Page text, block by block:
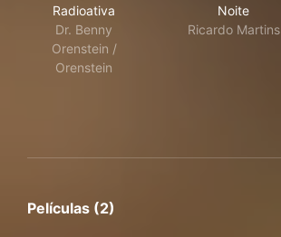
Radioativa
Dr. Benny
Orenstein /
Orenstein
Noite
Ricardo Martins
Películas (2)